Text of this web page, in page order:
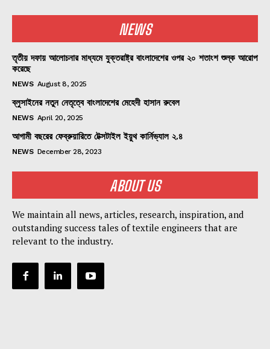
NEWS
তৃতীয় দফায় আলোচনার মাধ্যমে যুক্তরাষ্ট্র বাংলাদেশের ওপর ২০ শতাংশ শুল্ক আরোপ
করেছে
NEWS August 8, 2025
ব্লুসাইনের নতুন নেতৃত্বে বাংলাদেশের মেহেদী হাসান রুবেল
NEWS April 20, 2025
আগামী বছরের ফেব্রুয়ারিতে টেক্সটাইল ইয়ুথ কার্নিভ্যাল ২.৪
NEWS December 28, 2023
ABOUT US
We maintain all news, articles, research, inspiration, and
outstanding success tales of textile engineers that are
relevant to the industry.